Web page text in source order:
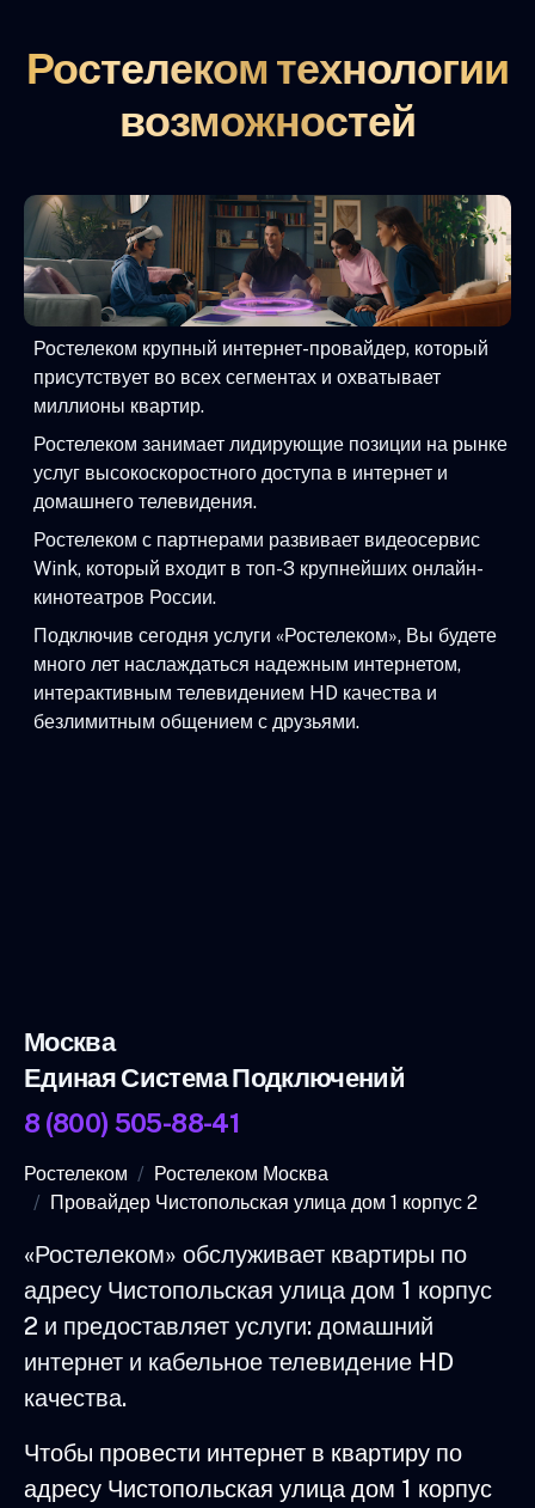
Ростелеком технологии
возможностей
Ростелеком крупный интернет-провайдер, который
присутствует во всех сегментах и охватывает
миллионы квартир.
Ростелеком занимает лидирующие позиции на рынке
услуг высокоскоростного доступа в интернет и
домашнего телевидения.
Ростелеком с партнерами развивает видеосервис
Wink, который входит в топ-3 крупнейших онлайн-
кинотеатров России.
Подключив сегодня услуги «Ростелеком», Вы будете
много лет наслаждаться надежным интернетом,
интерактивным телевидением HD качества и
безлимитным общением с друзьями.
Москва
Единая Система Подключений
8 (800) 505-88-41
Ростелеком
Ростелеком Москва
Провайдер Чистопольская улица дом 1 корпус 2
«Ростелеком» обслуживает квартиры по
адресу Чистопольская улица дом 1 корпус
2 и предоставляет услуги: домашний
интернет и кабельное телевидение HD
качества.
Чтобы провести интернет в квартиру по
адресу Чистопольская улица дом 1 корпус